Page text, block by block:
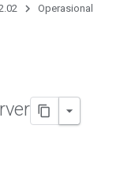
Operasional